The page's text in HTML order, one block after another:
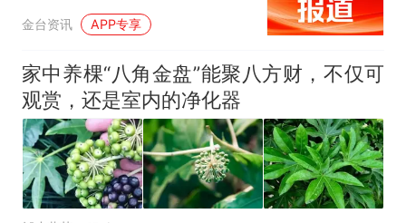
方客
金台资讯 APP专享
家中养棵“八角金盘”能聚八方财，不仅可
观赏，还是室内的净化器